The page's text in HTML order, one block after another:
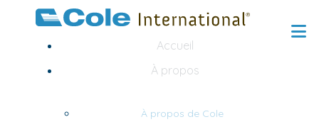
Accueil
À propos
À propos de Cole